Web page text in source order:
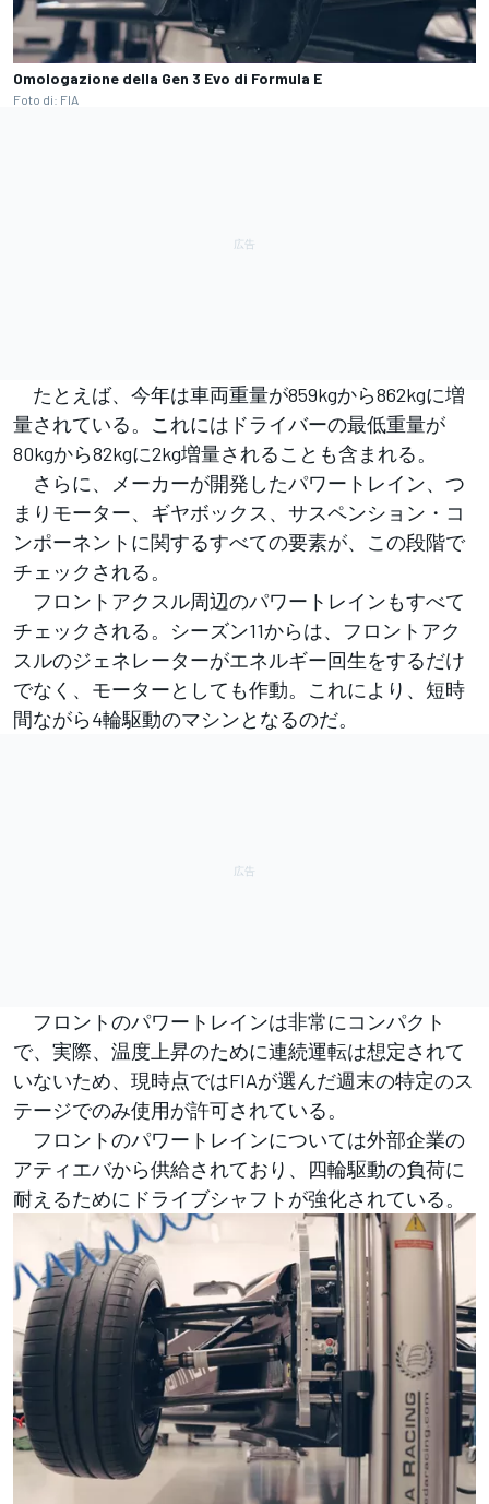
Omologazione della Gen 3 Evo di Formula E
Foto di: FIA
たとえば、今年は車両重量が859kgから862kgに増
量されている。これにはドライバーの最低重量が
80kgから82kgに2kg増量されることも含まれる。
さらに、メーカーが開発したパワートレイン、つ
まりモーター、ギヤボックス、サスペンション・コ
ンポーネントに関するすべての要素が、この段階で
チェックされる。
フロントアクスル周辺のパワートレインもすべて
チェックされる。シーズン11からは、フロントアク
スルのジェネレーターがエネルギー回生をするだけ
でなく、モーターとしても作動。これにより、短時
間ながら4輪駆動のマシンとなるのだ。
フロントのパワートレインは非常にコンパクト
で、実際、温度上昇のために連続運転は想定されて
いないため、現時点ではFIAが選んだ週末の特定のス
テージでのみ使用が許可されている。
フロントのパワートレインについては外部企業の
アティエバから供給されており、四輪駆動の負荷に
耐えるためにドライブシャフトが強化されている。